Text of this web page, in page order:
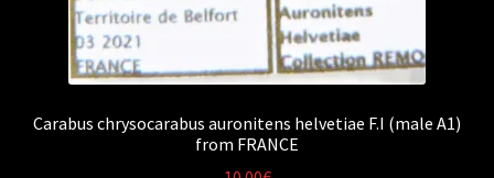
Carabus chrysocarabus auronitens helvetiae F.I (male A1)
from FRANCE